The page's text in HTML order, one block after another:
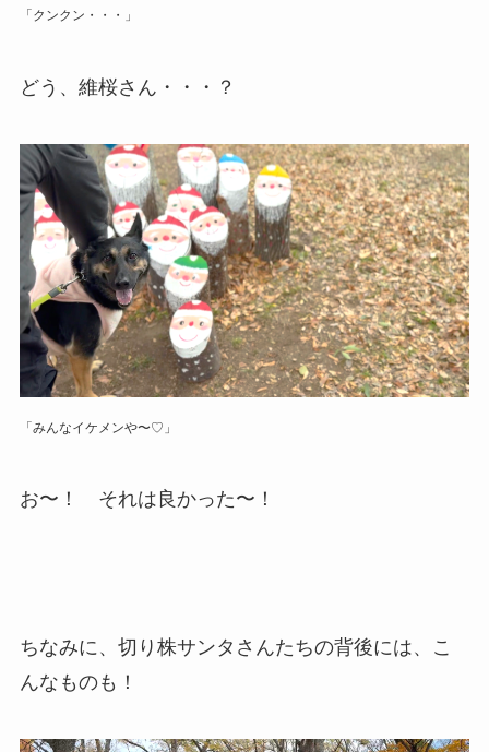
「クンクン・・・」
どう、維桜さん・・・？
「みんなイケメンや〜♡」
お〜！ それは良かった〜！
ちなみに、切り株サンタさんたちの背後には、こ
んなものも！